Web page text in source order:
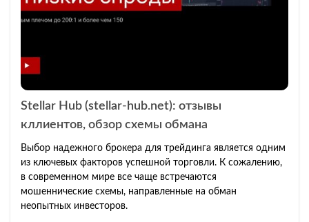
Stellar Hub (stellar-hub.net): отзывы
кллиентов, обзор схемы обмана
Выбор надежного брокера для трейдинга является одним
из ключевых факторов успешной торговли. К сожалению,
в современном мире все чаще встречаются
мошеннические схемы, направленные на обман
неопытных инвесторов.